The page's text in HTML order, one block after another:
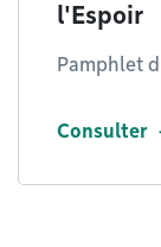
l'Espoir
Pamphlet
Consulter